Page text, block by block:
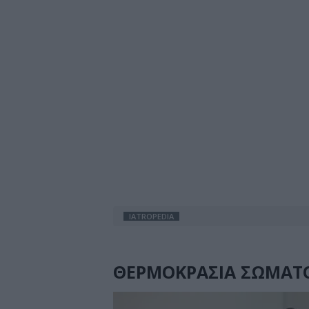
IATROPEDIA
ΘΕΡΜΟΚΡΑΣΙΑ